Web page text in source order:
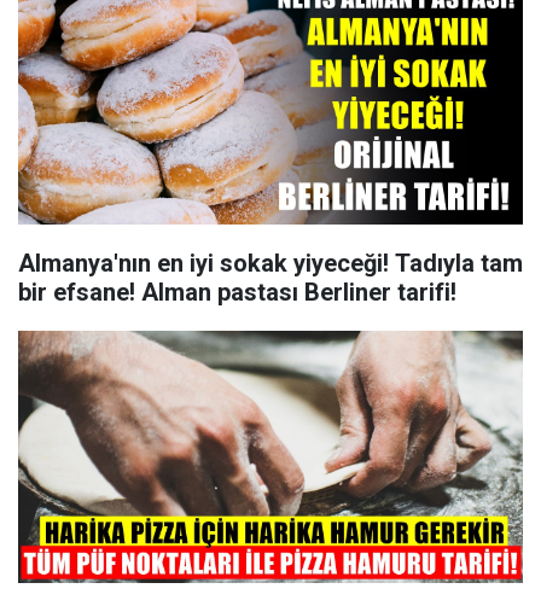
Almanya'nın en iyi sokak yiyeceği! Tadıyla tam
bir efsane! Alman pastası Berliner tarifi!